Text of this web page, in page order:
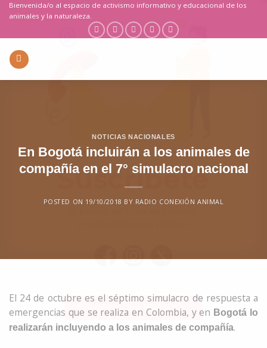
Saltar
contenido
Bienvenida/o al espacio de activismo informativo y educacional de los
animales y la naturaleza.
NOTICIAS NACIONALES
En Bogotá incluirán a los animales de
compañía en el 7° simulacro nacional
POSTED ON 19/10/2018 BY RADIO CONEXIÓN ANIMAL
El 24 de octubre es el séptimo simulacro de respuesta a
emergencias que se realiza en Colombia, y en Bogotá lo
realizarán incluyendo a los animales de compañía.